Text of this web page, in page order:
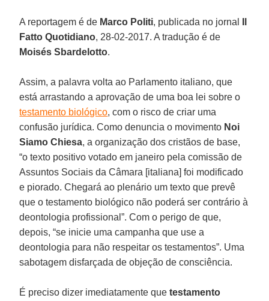
A reportagem é de Marco Politi, publicada no jornal
Fatto Quotidiano, 28-02-2017. A tradução é de
Moisés Sbardelotto.
Assim, a palavra volta ao Parlamento italiano, que
está arrastando a aprovação de uma boa lei sobre o
testamento biológico, com o risco de criar uma
confusão jurídica. Como denuncia o movimento Noi
Siamo Chiesa, a organização dos cristãos de base,
“o texto positivo votado em janeiro pela comissão de
Assuntos Sociais da Câmara [italiana] foi modificado
e piorado. Chegará ao plenário um texto que prevê
que o testamento biológico não poderá ser contrário à
deontologia profissional”. Com o perigo de que,
depois, “se inicie uma campanha que use a
deontologia para não respeitar os testamentos”. Uma
sabotagem disfarçada de objeção de consciência.
É preciso dizer imediatamente quetestamento